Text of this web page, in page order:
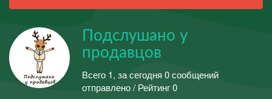
Подслушано у
продавцов
Всего 1, за сегодня 0 сообщений
отправлено / Рейтинг 0